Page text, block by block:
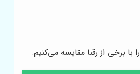
را با برخی از رقبا مقایسه می‌کنیم: